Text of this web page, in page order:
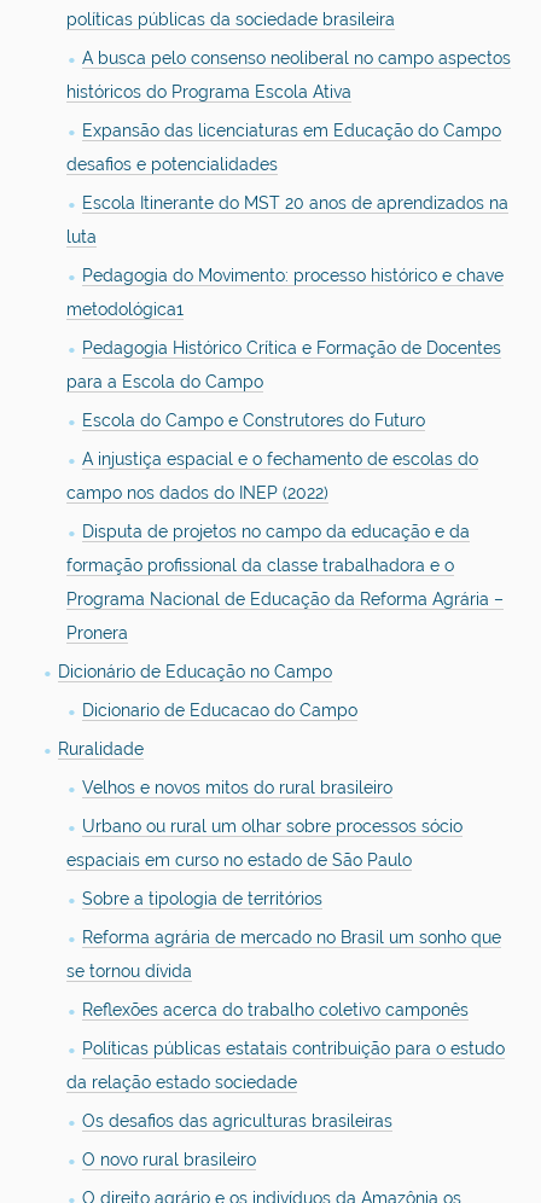
políticas públicas da sociedade brasileira
A busca pelo consenso neoliberal no campo aspectos
históricos do Programa Escola Ativa
Expansão das licenciaturas em Educação do Campo
desafios e potencialidades
Escola Itinerante do MST 20 anos de aprendizados na
luta
Pedagogia do Movimento: processo histórico e chave
metodológica1
Pedagogia Histórico Crítica e Formação de Docentes
para a Escola do Campo
Escola do Campo e Construtores do Futuro
A injustiça espacial e o fechamento de escolas do
campo nos dados do INEP (2022)
Disputa de projetos no campo da educação e da
formação profissional da classe trabalhadora e o
Programa Nacional de Educação da Reforma Agrária –
Pronera
Dicionário de Educação no Campo
Dicionario de Educacao do Campo
Ruralidade
Velhos e novos mitos do rural brasileiro
Urbano ou rural um olhar sobre processos sócio
espaciais em curso no estado de São Paulo
Sobre a tipologia de territórios
Reforma agrária de mercado no Brasil um sonho que
se tornou dívida
Reflexões acerca do trabalho coletivo camponês
Políticas públicas estatais contribuição para o estudo
da relação estado sociedade
Os desafios das agriculturas brasileiras
O novo rural brasileiro
O direito agrário e os indivíduos da Amazônia os